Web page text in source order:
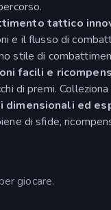
tattico
e il flusso di
stile di
facili e
di premi.
dimensionali ed
di sfide,
giocare.